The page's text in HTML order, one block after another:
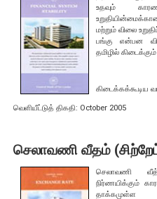
மற்றும்
வங்கி
நிதிக்கம்பனி
குத்தகைக்கு விடும் நிறுவனங்கள்
Consultation Papers
Consultation Papers for
உதவும்
மற்றும் விலை
பங்கு என்பன
தமிழில் கிடைக்கும்
கிடைக்கக்கூடிய
வெளியீட்டுத் திகதி: October 2005
செலாவணி வீதம்
செலாவணி
நிர்ணயிக்கும்